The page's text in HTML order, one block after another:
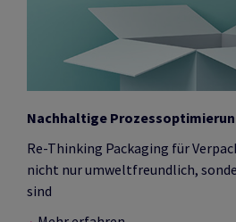
Nachhaltige
Re-Thinking Packaging für
nicht nur umweltfreundlich,
sind